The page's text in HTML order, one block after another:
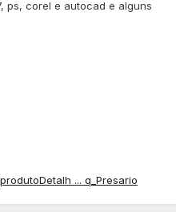
ps, corel e autocad e alguns
... q_Presario